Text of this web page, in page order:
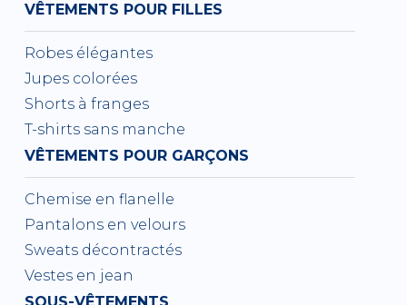
VÊTEMENTS POUR FILLES
Robes élégantes
Jupes colorées
Shorts à franges
T-shirts sans manche
VÊTEMENTS POUR GARÇONS
Chemise en flanelle
Pantalons en velours
Sweats décontractés
Vestes en jean